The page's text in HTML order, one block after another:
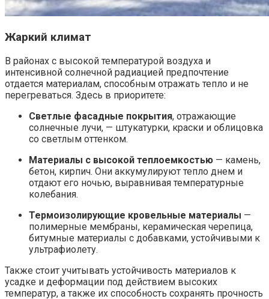
Жаркий климат
В районах с высокой температурой воздуха и
интенсивной солнечной радиацией предпочтение
отдается материалам, способным отражать тепло и не
перегреваться. Здесь в приоритете:
Светлые фасадные покрытия, отражающие
солнечные лучи, — штукатурки, краски и облицовка
со светлым оттенком.
Материалы с высокой теплоемкостью — камень,
бетон, кирпич. Они аккумулируют тепло днем и
отдают его ночью, выравнивая температурные
колебания.
Термоизолирующие кровельные материалы —
полимерные мембраны, керамическая черепица,
битумные материалы с добавками, устойчивыми к
ультрафиолету.
Также стоит учитывать устойчивость материалов к
усадке и деформации под действием высоких
температур, а также их способность сохранять прочность